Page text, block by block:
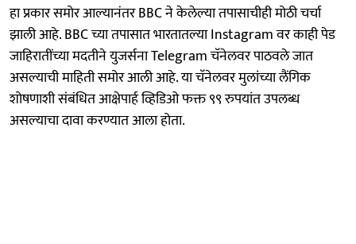
हा प्रकार समोर आल्यानंतर BBC ने केलेल्या तपासाचीही मोठी चर्चा
झाली आहे. BBC च्या तपासात भारतातल्या Instagram वर काही पेड
जाहिरातींच्या मदतीने युजर्सना Telegram चॅनेलवर पाठवले जात
असल्याची माहिती समोर आली आहे. या चॅनेलवर मुलांच्या लैंगिक
शोषणाशी संबंधित आक्षेपार्ह व्हिडिओ फक्त ९९ रुपयांत उपलब्ध
असल्याचा दावा करण्यात आला होता.